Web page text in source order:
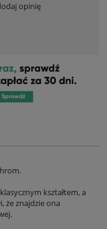
opinię
kształtem, a
że znajdzie ona